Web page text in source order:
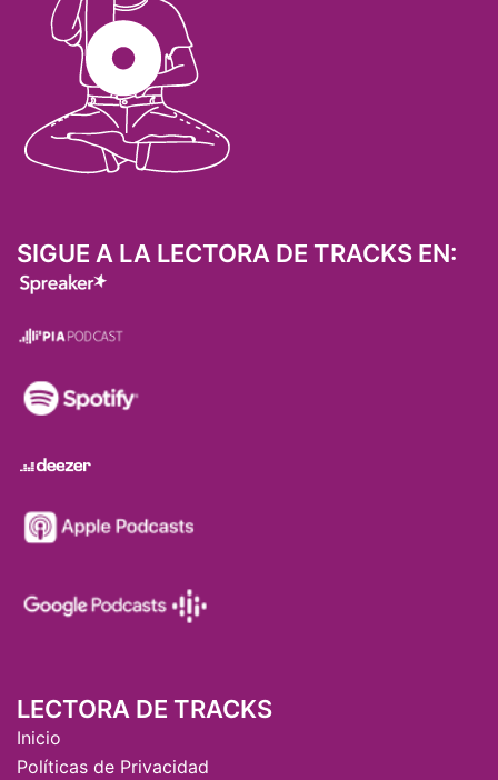
SIGUE A LA LECTORA DE TRACKS EN:
LECTORA DE TRACKS
Inicio
Políticas de Privacidad